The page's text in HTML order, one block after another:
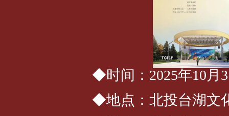
◆时间：2025年10月
◆地点：北投台湖文